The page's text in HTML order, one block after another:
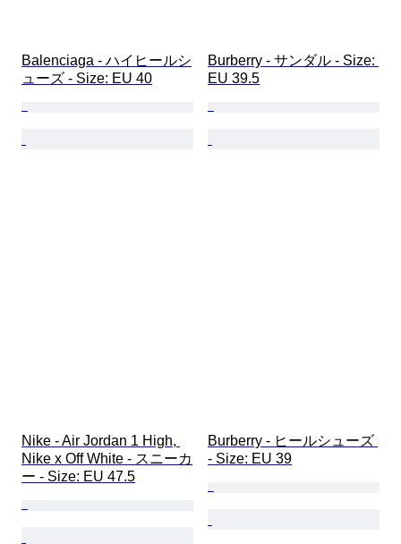
Balenciaga - ハイヒールシ
ューズ - Size: EU 40
Burberry - サンダル - Size:
EU 39.5
Nike - Air Jordan 1 High,
Nike x Off White - スニーカ
ー - Size: EU 47.5
Burberry - ヒールシューズ
- Size: EU 39